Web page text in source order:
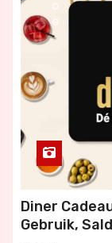
O
G
Diner
Gebruik,